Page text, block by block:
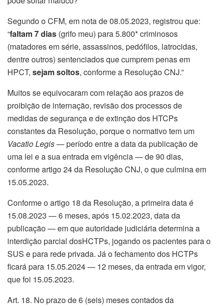
Segundo o CFM, em nota de 08.05.2023, registrou que:
“faltam 7 dias (grifo meu) para 5.800* criminosos
(matadores em série, assassinos, pedófilos, latrocidas,
dentre outros) sentenciados que cumprem penas em
HPCT, sejam soltos, conforme a Resolução CNJ.”
Muitos se equivocaram com relação aos prazos de
proibição de internação, revisão dos processos de
medidas de segurança e de extinção dos HTCPs
constantes da Resolução, porque o normativo tem um
Vacatio Legis— período entre a data da publicação de
uma lei e a sua entrada em vigência — de 90 dias,
conforme artigo 24 da Resolução CNJ, o que culmina em
15.05.2023.
Conforme o artigo 18 da Resolução, a primeira data é
15.08.2023 — 6 meses, após 15.02.2023, data da
publicação — em que autoridade judiciária determina a
interdição parcial dosHCTPs, jogando os pacientes para o
SUS e para rede privada. Já o fechamento dos HCTPs
ficará para 15.05.2024 — 12 meses, da entrada em vigor,
que foi 15.05.2023.
Art. 18. No prazo de 6 (seis) meses contados da